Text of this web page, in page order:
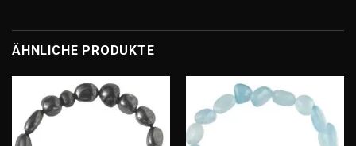
ÄHNLICHE PRODUKTE
Add to
wishlist
Add to
wishlist